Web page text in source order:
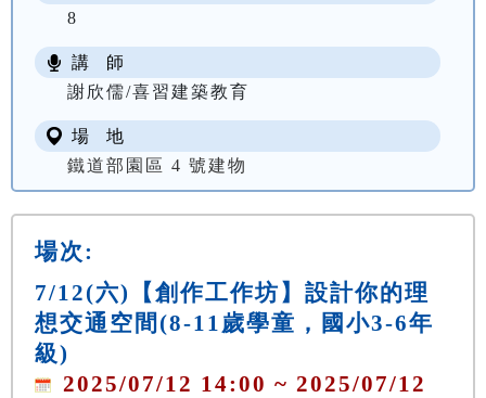
8
講 師
謝欣儒/喜習建築教育
場 地
鐵道部園區 4 號建物
場次:
7/12(六)【創作工作坊】設計你的理
想交通空間(8-11歲學童，國小3-6年
級)
2025/07/12 14:00 ~ 2025/07/12